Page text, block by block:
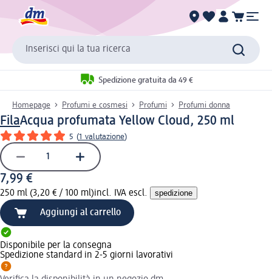
Inserisci qui la tua ricerca
Spedizione gratuita da 49 €
Homepage Profumi e cosmesi Profumi Profumi donna
FilaAcqua profumata Yellow Cloud, 250 ml
5 (1 valutazione)
7,99 €
250 ml (3,20 € / 100 ml)incl. IVA escl. spedizione
Aggiungi al carrello
Disponibile per la consegna
Spedizione standard in 2-5 giorni lavorativi